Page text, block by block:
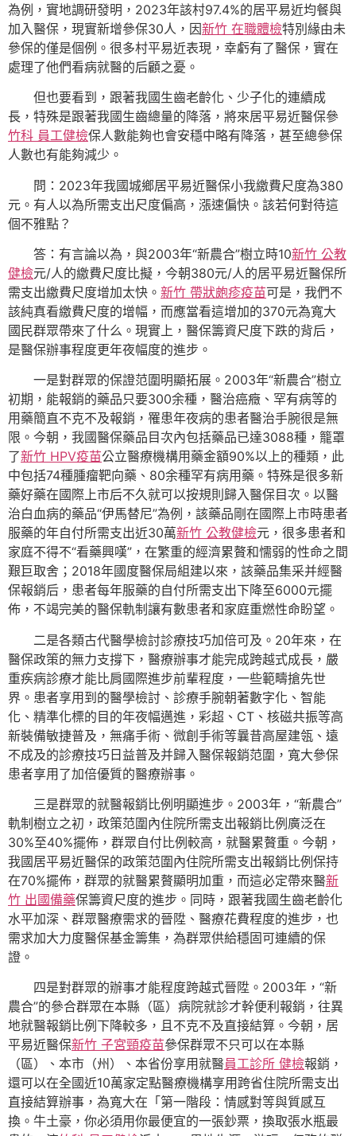
為例，實地調研發明，2023年該村97.4%的居平易近均餐與
加入醫保，現實新增參保30人，因新竹 在職體檢特別緣由未
參保的僅是個例。很多村平易近表現，幸虧有了醫保，實在
處理了他們看病就醫的后顧之憂。
但也要看到，跟著我國生齒老齡化、少子化的連續成
長，特殊是跟著我國生齒總量的降落，將來居平易近醫保參
竹科 員工健檢保人數能夠也會安穩中略有降落，甚至總參保
人數也有能夠減少。
問：2023年我國城鄉居平易近醫保小我繳費尺度為380
元。有人以為所需支出尺度偏高，漲速偏快。該若何對待這
個不雅點？
答：有言論以為，與2003年“新農合”樹立時10新竹 公教
健檢元/人的繳費尺度比擬，今朝380元/人的居平易近醫保所
需支出繳費尺度增加太快。 新竹 帶狀皰疹疫苗可是，我們不
該純真看繳費尺度的增幅，而應當看這增加的370元為寬大
國民群眾帶來了什么。現實上，醫保籌資尺度下跌的背后，
是醫保辦事程度更年夜幅度的進步。
一是對群眾的保證范圍明顯拓展。2003年“新農合”樹立
初期，能報銷的藥品只要300余種，醫治癌癥、罕有病等的
用藥簡直不克不及報銷，罹患年夜病的患者醫治手腕很是無
限。今朝，我國醫保藥品目次內包括藥品已達3088種，籠罩
了新竹 HPV疫苗公立醫療機構用藥金額90%以上的種類，此
中包括74種腫瘤靶向藥、80余種罕有病用藥。特殊是很多新
藥好藥在國際上市后不久就可以按規則歸入醫保目次。以醫
治白血病的藥品“伊馬替尼”為例，該藥品剛在國際上市時患者
服藥的年自付所需支出近30萬新竹 公教健檢元，很多患者和
家庭不得不“看藥興嘆”，在繁重的經濟累贅和懦弱的性命之間
艱巨取舍；2018年國度醫保局組建以來，該藥品集采并經醫
保報銷后，患者每年服藥的自付所需支出下降至6000元擺
佈，不竭完美的醫保軌制讓有數患者和家庭重燃性命盼望。
二是各類古代醫學檢討診療技巧加倍可及。20年來，在
醫保政策的無力支撐下，醫療辦事才能完成跨越式成長，嚴
重疾病診療才能比肩國際進步前輩程度，一些範疇搶先世
界。患者享用到的醫學檢討、診療手腕朝著數字化、智能
化、精準化標的目的年夜幅邁進，彩超、CT、核磁共振等高
新裝備敏捷普及，無痛手術、微創手術等曩昔高屋建瓴、遠
不成及的診療技巧日益普及并歸入醫保報銷范圍，寬大參保
患者享用了加倍優質的醫療辦事。
三是群眾的就醫報銷比例明顯進步。2003年，“新農合”
軌制樹立之初，政策范圍內住院所需支出報銷比例廣泛在
30%至40%擺佈，群眾自付比例較高，就醫累贅重。今朝，
我國居平易近醫保的政策范圍內住院所需支出報銷比例保持
在70%擺佈，群眾的就醫累贅顯明加重，而這必定帶來醫新
竹 出國備藥保籌資尺度的進步。同時，跟著我國生齒老齡化
水平加深、群眾醫療需求的晉陞、醫療花費程度的進步，也
需求加大力度醫保基金籌集，為群眾供給穩固可連續的保
證。
四是對群眾的辦事才能程度跨越式晉陞。2003年，“新
農合”的參合群眾在本縣（區）病院就診才幹便利報銷，往異
地就醫報銷比例下降較多，且不克不及直接結算。今朝，居
平易近醫保新竹 子宮頸疫苗參保群眾不只可以在本縣
（區）、本市（州）、本省份享用就醫員工診所 健檢報銷，
還可以在全國近10萬家定點醫療機構享用跨省住院所需支出
直接結算辦事，為寬大在「第一階段：情感對等與質感互
換。牛土豪，你必須用你最便宜的一張鈔票，換取張水瓶最